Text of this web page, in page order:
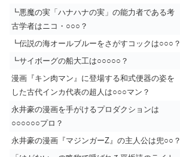
┗悪魔の実「ハナハナの実」の能力者である考
古学者はニコ・○○○？
┗伝説の海オールブルーをさがすコックは○○○？
┗サイボーグの船大工は○○○○○？
漫画『キン肉マン』に登場する和式便器の姿を
した古代インカ代表の超人は○○○マン？
永井豪の漫画を手がけるプロダクションは
○○○○○○プロ？
永井豪の漫画『マジンガーZ』の主人公は兜○○？